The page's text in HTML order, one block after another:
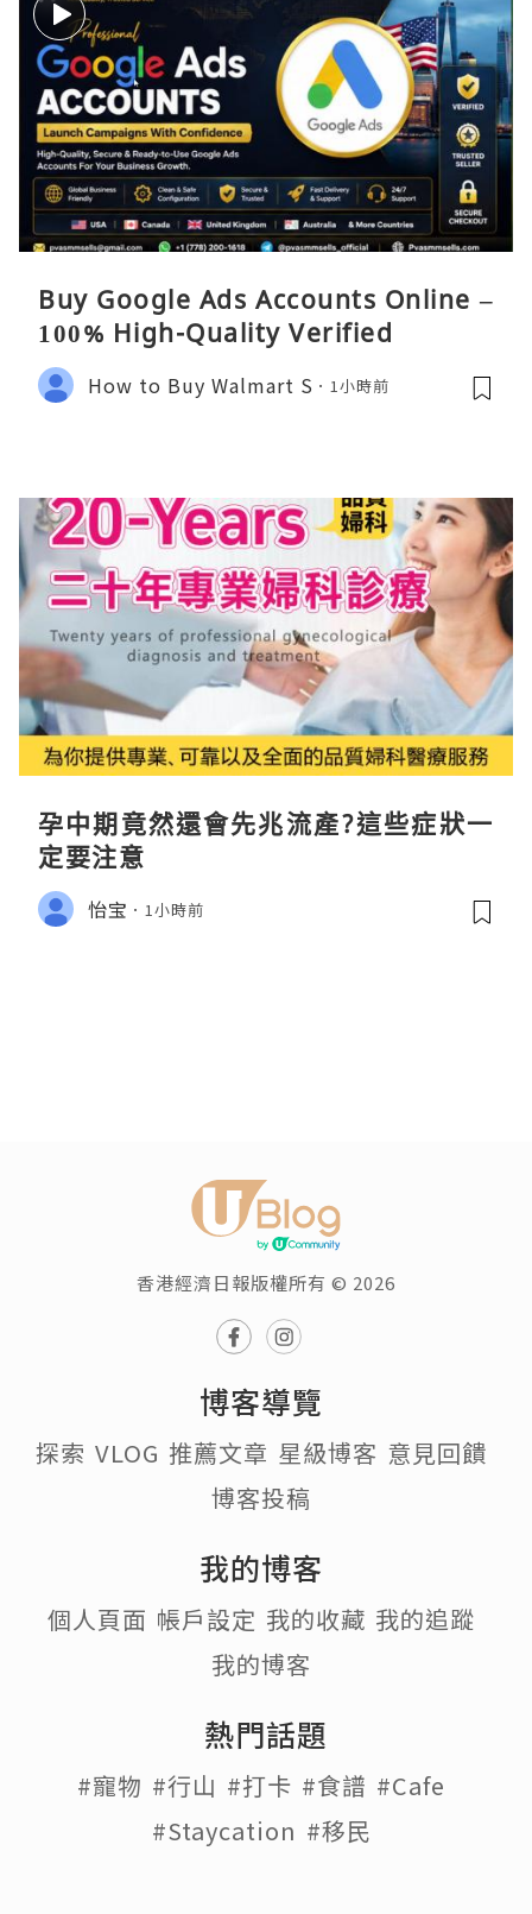
Buy Google Ads Accounts Online –
100% High-Quality Verified
How to Buy Walmart S 1小時前
孕中期竟然還會先兆流產?這些症狀一
定要注意
怡宝 1小時前
香港經濟日報版權所有 © 2026
博客導覽
探索 VLOG 推薦文章 星級博客 意見回饋
博客投稿
我的博客
個人頁面 帳戶設定 我的收藏 我的追蹤
我的博客
熱門話題
#寵物 #行山 #打卡 #食譜 #Cafe
#Staycation #移民